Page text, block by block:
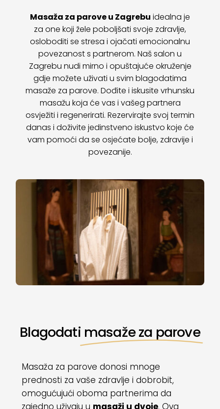
Masaža za parove u Zagrebu idealna je
za one koji žele poboljšati svoje zdravlje,
osloboditi se stresa i ojačati emocionalnu
povezanost s partnerom. Naš salon u
Zagrebu nudi mirno i opuštajuće okruženje
gdje možete uživati u svim blagodatima
masaže za parove. Dođite i iskusite vrhunsku
masažu koja će vas i vašeg partnera
osvježiti i regenerirati. Rezervirajte svoj termin
danas i doživite jedinstveno iskustvo koje će
vam pomoći da se osjećate bolje, zdravije i
povezanije.
Blagodati masaže za parove
Masaža za parove donosi mnoge
prednosti za vaše zdravlje i dobrobit,
omogućujući oboma partnerima da
zajedno uživaju u masaži u dvoje. Ova